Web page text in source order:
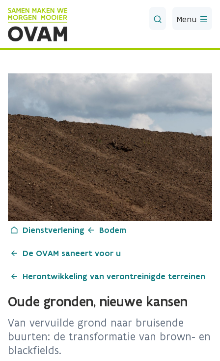
Skip to Main Content
Menu
Dienstverlening Bodem
De OVAM saneert voor u
Herontwikkeling van verontreinigde terreinen
Oude gronden, nieuwe kansen
Van vervuilde grond naar bruisende
buurten: de transformatie van brown- en
blackfields.